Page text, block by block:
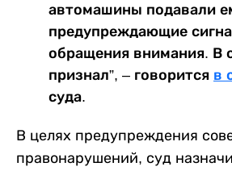
автомашины подавали
предупреждающие
обращения внимания. В
признал”, – говорится в
суда.
В целях предупреждения
правонарушений, суд